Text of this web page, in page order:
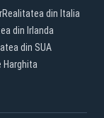
Realitatea din Italia
din Irlanda
din SUA
Harghita